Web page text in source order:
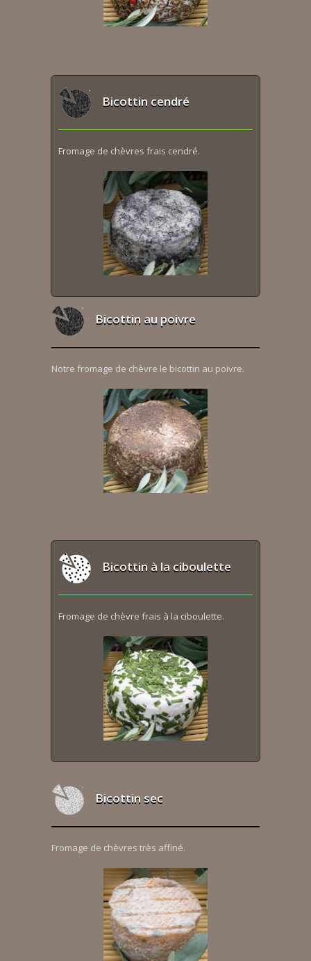
Bicottin cendré
Fromage de chèvres frais cendré.
Bicottin au poivre
Notre fromage de chèvre le bicottin au poivre.
Bicottin à la ciboulette
Fromage de chèvre frais à la ciboulette.
Bicottin sec
Fromage de chèvres très affiné.